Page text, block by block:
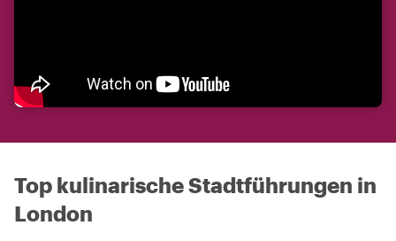
Top kulinarische Stadtführungen in
London